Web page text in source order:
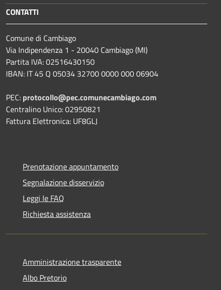
CONTATTI
Comune di Cambiago
Via Indipendenza 1 - 20040 Cambiago (MI)
Partita IVA: 02516430150
IBAN: IT 45 Q 05034 32700 0000 000 06904
PEC: protocollo@pec.comunecambiago.com
Centralino Unico: 02950821
Fattura Elettronica: UF8GLJ
Prenotazione appuntamento
Segnalazione disservizio
Leggi le FAQ
Richiesta assistenza
Amministrazione trasparente
Albo Pretorio